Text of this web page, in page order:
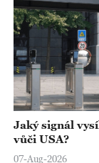
Jaký signál
vůči USA?
07-Aug-2026